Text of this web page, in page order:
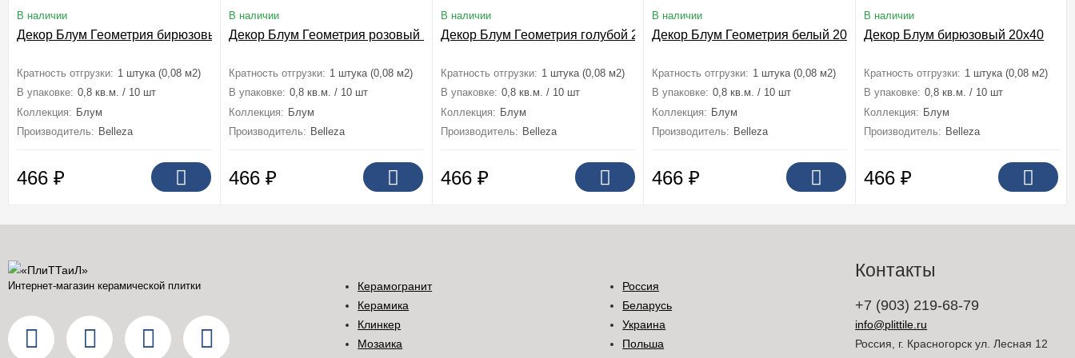
В наличии
Декор Блум Геометрия бирюзовый 20x40
Кратность отгрузки: 1 штука (0,08 м2)
В упаковке: 0,8 кв.м. / 10 шт
Коллекция: Блум
Производитель: Belleza
466 ₽
В наличии
Декор Блум Геометрия розовый 20x40
Кратность отгрузки: 1 штука (0,08 м2)
В упаковке: 0,8 кв.м. / 10 шт
Коллекция: Блум
Производитель: Belleza
466 ₽
В наличии
Декор Блум Геометрия голубой 20x40
Кратность отгрузки: 1 штука (0,08 м2)
В упаковке: 0,8 кв.м. / 10 шт
Коллекция: Блум
Производитель: Belleza
466 ₽
В наличии
Декор Блум Геометрия белый 20x40
Кратность отгрузки: 1 штука (0,08 м2)
В упаковке: 0,8 кв.м. / 10 шт
Коллекция: Блум
Производитель: Belleza
466₽
В наличии
Декор Блум бирюзовый 20x40
Кратность отгрузки: 1 штука (0,08 м2)
В упаковке: 0,8 кв.м. / 10 шт
Коллекция: Блум
Производитель: Belleza
466₽
Интернет-магазин керамической плитки
Керамогранит
Керамика
Клинкер
Мозаика
Россия
Беларусь
Украина
Польша
Контакты
+7 (903) 219-68-79
info@plittile.ru
Россия, г. Красногорск ул. Лесная 12